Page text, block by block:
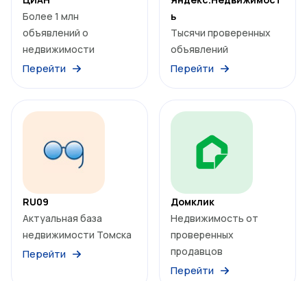
Более 1 млн
объявлений о
недвижимости
Перейти
ь
Тысячи проверенных
объявлений
Перейти
RU09
Актуальная база
недвижимости Томска
Перейти
Домклик
Недвижимость от
проверенных
продавцов
Перейти